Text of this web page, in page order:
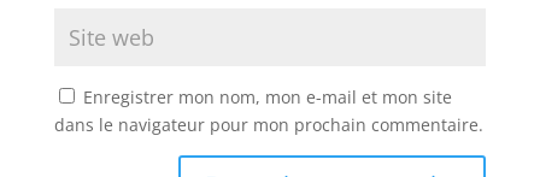
Enregistrer mon nom, mon e-mail et mon site
dans le navigateur pour mon prochain commentaire.